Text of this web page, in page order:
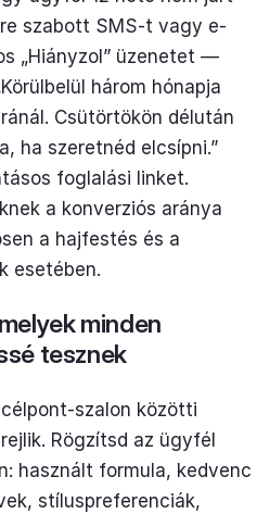
szabott SMS-t vagy e-
„Hiányzol” üzenetet —
három hónapja
Csütörtökön délután
ha szeretnéd elcsípni.”
foglalási linket.
a konverziós aránya
a hajfestés és a
esetében.
minden
tesznek
szalon közötti
Rögzítsd az ügyfél
használt formula, kedvenc
stíluspreferenciák,